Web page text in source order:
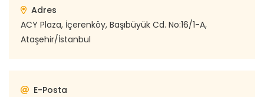
Adres
ACY Plaza, İçerenköy, Başıbüyük Cd. No:16/1-A,
Ataşehir/İstanbul
E-Posta